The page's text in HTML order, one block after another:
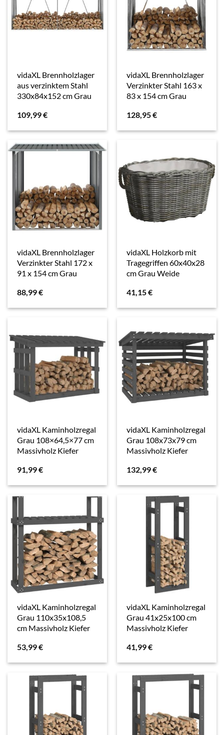
vidaXL Brennholzlager
aus verzinktem Stahl
330x84x152 cm Grau
109,99€
vidaXL Brennholzlager
Verzinkter Stahl 163 x
83 x 154 cm Grau
128,95€
vidaXL Brennholzlager
Verzinkter Stahl 172 x
91 x 154 cm Grau
88,99€
vidaXL Holzkorb mit
Tragegriffen 60x40x28
cm Grau Weide
41,15€
vidaXL Kaminholzregal
Grau 108×64,5×77 cm
Massivholz Kiefer
91,99€
vidaXL Kaminholzregal
Grau 108x73x79 cm
Massivholz Kiefer
132,99€
vidaXL Kaminholzregal
Grau 110x35x108,5
cm Massivholz Kiefer
53,99€
vidaXL Kaminholzregal
Grau 41x25x100 cm
Massivholz Kiefer
41,99€